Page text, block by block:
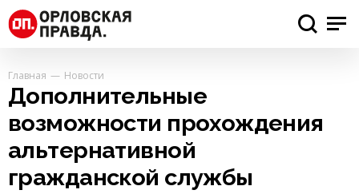
Главная Новости
Дополнительные
возможности прохождения
альтернативной
гражданской службы